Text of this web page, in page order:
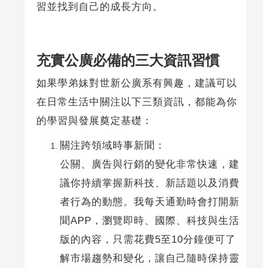
習並找到自己的成長方向。
充實公廣必備的三大資訊習慣
如果學弟妹對世新公廣系有興趣，建議可以
在日常生活中關注以下三類資訊，都能為你
的學習與發展奠定基礎：
關注跨領域時事新聞：
公關、廣告與行銷的變化非常快速，建
議你持續掌握新科技、新話題以及消費
者行為的動態。我每天通勤時會打開新
聞APP，瀏覽即時、國際、科技與生活
版的內容，只需花費5至10分鐘便可了
解市場趨勢和變化，讓自己隨時保持靈